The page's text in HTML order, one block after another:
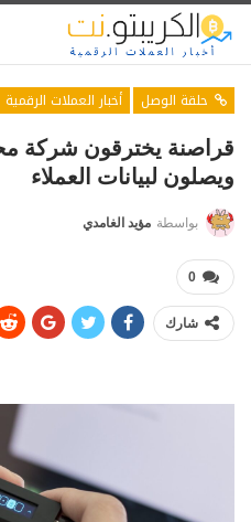
حلقة الوصل أخبار العملات الرقمية
ويصلون لبيانات العملاء
بواسطة مؤيد الغامدي
0
شارك